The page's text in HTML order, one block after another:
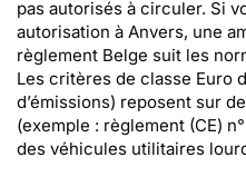
pas autorisés à circuler. Si
autorisation à Anvers, une
règlement Belge suit les
Les critères de classe Euro
d’émissions) reposent sur
(exemple : règlement (CE)
des véhicules utilitaires